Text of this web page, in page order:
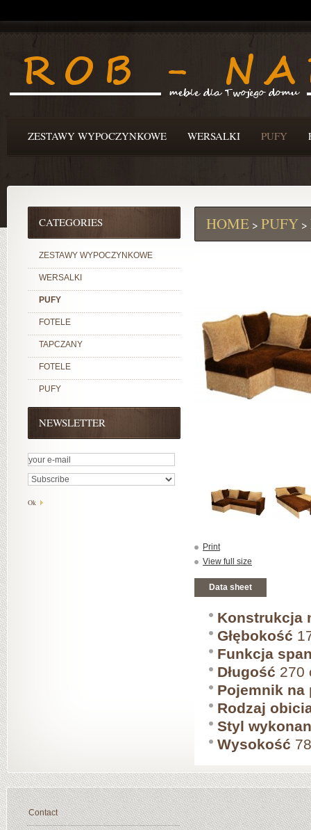
ZESTAWY WYPOCZYNKOWE WERSALKI PUFY
CATEGORIES
ZESTAWY WYPOCZYNKOWE
WERSALKI
PUFY
FOTELE
TAPCZANY
FOTELE
PUFY
NEWSLETTER
HOME > PUFY >
Print
View full size
Data sheet
Konstrukcja
Głębokość
Funkcja
Długość 270
Pojemnik na
Rodzaj
Styl
Wysokość
Contact